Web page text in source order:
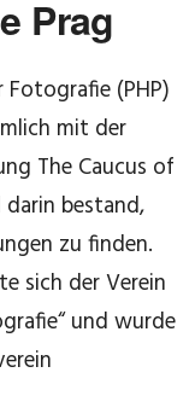
Prag
Fotografie (PHP)
mit der
The Caucus of
bestand,
zu finden.
sich der Verein
und wurde